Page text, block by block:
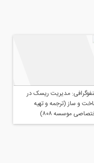
اینفوگرافی: مدیریت ریسک در
ساخت و ساز (ترجمه و تهیه
اختصاصی موسسه ۸۰۸)